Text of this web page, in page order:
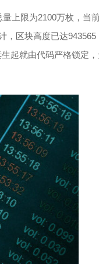
上限为2100万枚，当
，区块高度已达943565
起就由代码严格锁定